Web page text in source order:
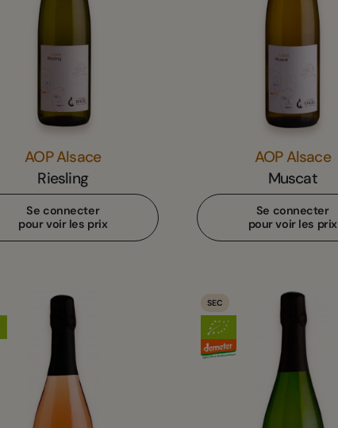
AOP Alsace
Riesling
Se connecter
pour voir les prix
AOP Alsace
Muscat
Se connecter
pour voir les prix
SEC